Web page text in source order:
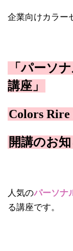
企業向けカラー
「パーソ
講座」
Colors
開講のお
人気のパーソナ
る講座です。